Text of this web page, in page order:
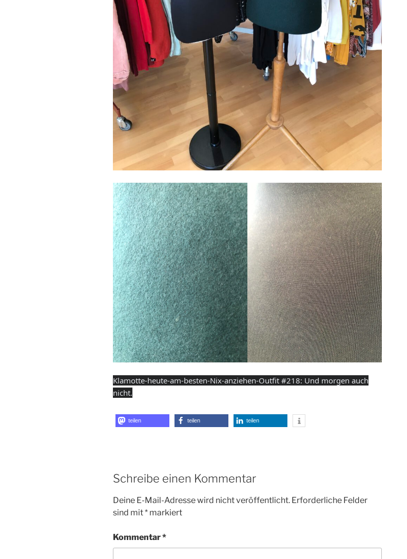
Klamotte-heute-am-besten-Nix-anziehen-Outfit #218: Und morgen auch
nicht.
teilen teilen teilen
Schreibe einen Kommentar
Deine E-Mail-Adresse wird nicht veröffentlicht. Erforderliche Felder
sind mit* markiert
Kommentar*